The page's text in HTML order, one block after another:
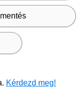
Kérdezd meg!